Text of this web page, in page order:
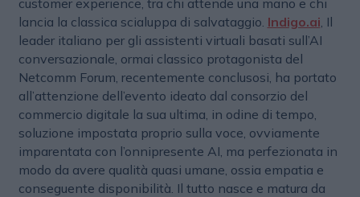
lancia la classica scialuppa di salvataggio. Indigo.ai , Il
leader italiano per gli assistenti virtuali basati sull’AI
conversazionale, ormai classico protagonista del
Netcomm Forum, recentemente conclusosi, ha portato
all’attenzione dell’evento ideato dal consorzio del
commercio digitale la sua ultima, in odine di tempo,
soluzione impostata proprio sulla voce, ovviamente
imparentata con l’onnipresente AI, ma perfezionata in
modo da avere qualità quasi umane, ossia empatia e
conseguente disponibilità. Il tutto nasce e matura da